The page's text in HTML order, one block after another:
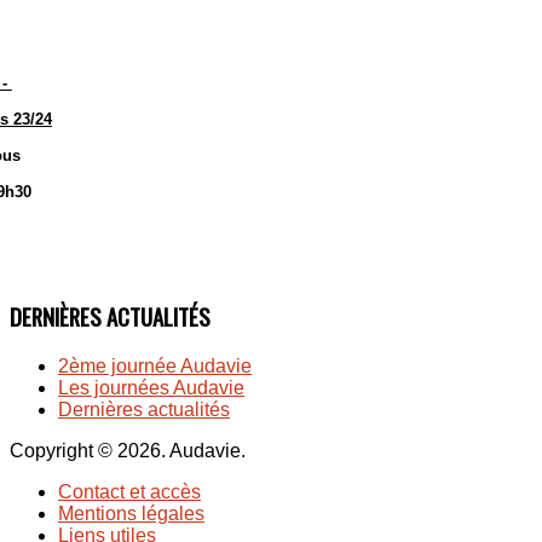
23/24
DERNIÈRESACTUALITÉS
2ème journée Audavie
Les journées Audavie
Dernières actualités
Copyright © 2026. Audavie.
Contact et accès
Mentions légales
Liens utiles